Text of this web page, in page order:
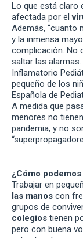
Lo que está claro
afectada por el
Además, “cuanto
y la inmensa
complicación. No
saltar las
Inflamatorio
pequeño de los
Española de
A medida que
menores no
pandemia, y no
¿Cómo
Trabajar en
las manos con
grupos de
colegios tienen
pero con buena